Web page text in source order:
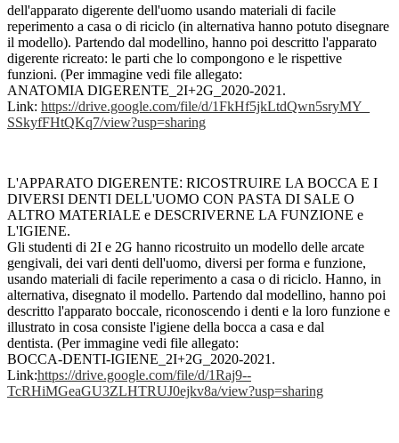
dell'apparato digerente dell'uomo usando materiali di facile
reperimento a casa o di riciclo (in alternativa hanno potuto disegnare
il modello). Partendo dal modellino, hanno poi descritto l'apparato
digerente ricreato: le parti che lo compongono e le rispettive
funzioni. (Per immagine vedi file allegato:
ANATOMIA DIGERENTE_2I+2G_2020-2021.
Link: https://drive.google.com/file/d/1FkHf5jkLtdQwn5sryMY_
SSkyfFHtQKq7/view?usp=sharing
L'APPARATO DIGERENTE: RICOSTRUIRE LA BOCCA E I
DIVERSI DENTI DELL'UOMO CON PASTA DI SALE O
ALTRO MATERIALE e DESCRIVERNE LA FUNZIONE e
L'IGIENE.
Gli studenti di 2I e 2G hanno ricostruito un modello delle arcate
gengivali, dei vari denti dell'uomo, diversi per forma e funzione,
usando materiali di facile reperimento a casa o di riciclo. Hanno, in
alternativa, disegnato il modello. Partendo dal modellino, hanno poi
descritto l'apparato boccale, riconoscendo i denti e la loro funzione e
illustrato in cosa consiste l'igiene della bocca a casa e dal
dentista. (Per immagine vedi file allegato:
BOCCA-DENTI-IGIENE_2I+2G_2020-2021.
Link:https://drive.google.com/file/d/1Raj9--
TcRHiMGeaGU3ZLHTRUJ0ejkv8a/view?usp=sharing